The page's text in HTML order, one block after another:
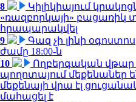
8
Կիլիկիայում
«ռազբորկայի» բացառիկ
հրապարակվել
9
Գազ չի լինի
ժամը 18:00-ն
10
Ողբերգական վթար
պողոտայում մեքենաներ
մեքենայի վրա էլ
մահացել է